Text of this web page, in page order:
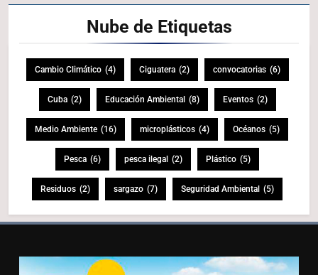
Nube de Etiquetas
Cambio Climático (4) Ciguatera (2) convocatorias (6)
Cuba (2) Educación Ambiental (8) Eventos (2)
Medio Ambiente (16) microplásticos (4) Océanos (5)
Pesca (6) pesca ilegal (2) Plástico (5)
Residuos (2) sargazo (7) Seguridad Ambiental (5)